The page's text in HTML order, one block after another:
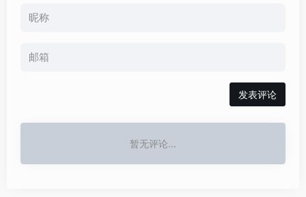
发表评论
暂无评论...